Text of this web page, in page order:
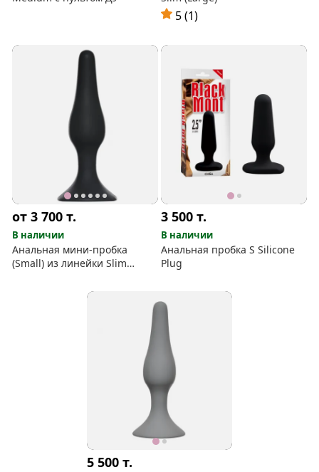
5 (1)
от 3 700т.
В наличии
Анальная мини-пробка
(Small) из линейки Slim
3 500т.
В наличии
Анальная пробка S Silicone
Plug
5 500 т.